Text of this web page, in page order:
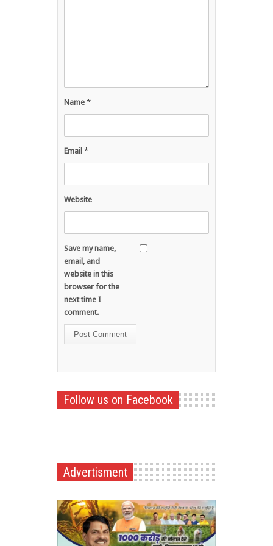
Name *
Email *
Website
Save my name,
email, and
website in this
browser for the
next time I
comment.
Follow us on Facebook
Advertisment